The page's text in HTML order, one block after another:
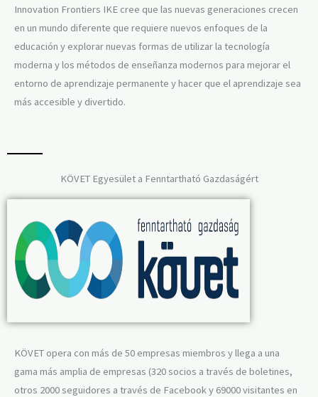
Innovation Frontiers IKE cree que las nuevas generaciones crecen
en un mundo diferente que requiere nuevos enfoques de la
educación y explorar nuevas formas de utilizar la tecnología
moderna y los métodos de enseñanza modernos para mejorar el
entorno de aprendizaje permanente y hacer que el aprendizaje sea
más accesible y divertido.
KÖVET Egyesület a Fenntartható Gazdaságért​
KÖVET opera con más de 50 empresas miembros y llega a una
gama más amplia de empresas (320 socios a través de boletines,
otros 2000 seguidores a través de Facebook y 69000 visitantes en